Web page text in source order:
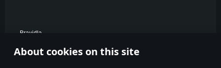
About cookies on this site
Pravidla
POPULÁRNÍ